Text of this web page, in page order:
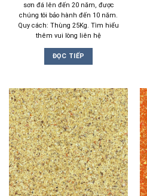
sơn đá lên đến 20 năm, được
chúng tôi bảo hành đến 10 năm.
Quy cách: Thùng 25Kg. Tìm hiểu
thêm vui lòng liên hệ
ĐỌC TIẾP